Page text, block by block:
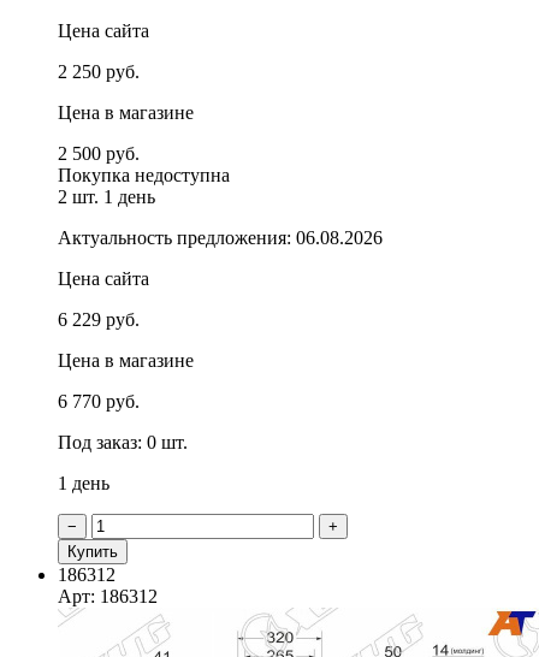
Цена сайта
2 250 руб.
Цена в магазине
2 500 руб.
Покупка недоступна
2 шт. 1 день
Актуальность предложения: 06.08.2026
Цена сайта
6 229 руб.
Цена в магазине
6 770 руб.
Под заказ: 0 шт.
1 день
−
+
Купить
186312
Арт: 186312